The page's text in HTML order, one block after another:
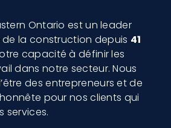
Ontario est un leader
de la construction depuis 41
capacité à définir les
dans notre secteur. Nous
des entrepreneurs et de
pour nos clients qui
services.